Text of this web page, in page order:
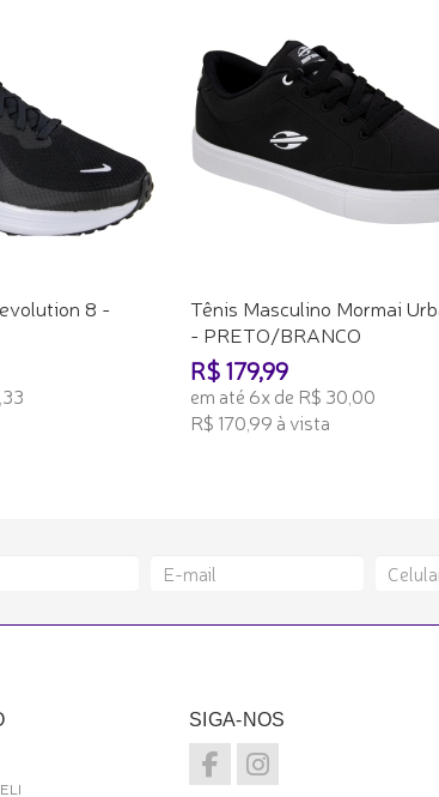
8 -
Tênis Masculino Mormai
- PRETO/BRANCO
R$ 179,99
em até 6x de R$ 30,00
R$ 170,99 à vista
SIGA-NOS